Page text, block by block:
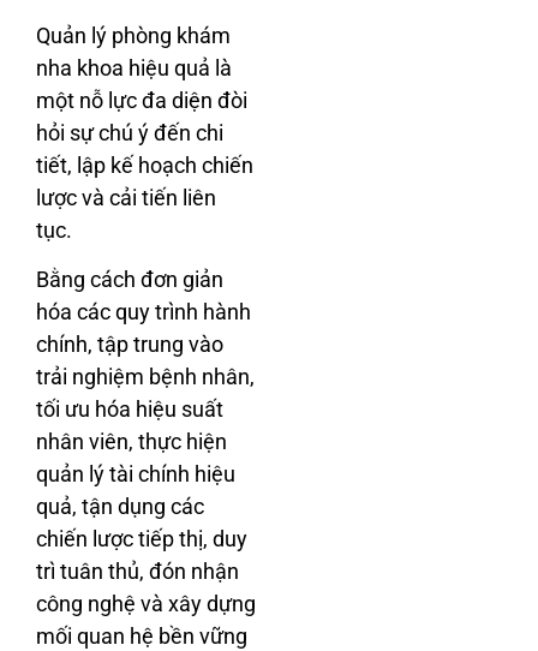
Quản lý phòng khám
nha khoa hiệu quả là
một nỗ lực đa diện đòi
hỏi sự chú ý đến chi
tiết, lập kế hoạch chiến
lược và cải tiến liên
tục.
Bằng cách đơn giản
hóa các quy trình hành
chính, tập trung vào
trải nghiệm bệnh nhân,
tối ưu hóa hiệu suất
nhân viên, thực hiện
quản lý tài chính hiệu
quả, tận dụng các
chiến lược tiếp thị, duy
trì tuân thủ, đón nhận
công nghệ và xây dựng
mối quan hệ bền vững